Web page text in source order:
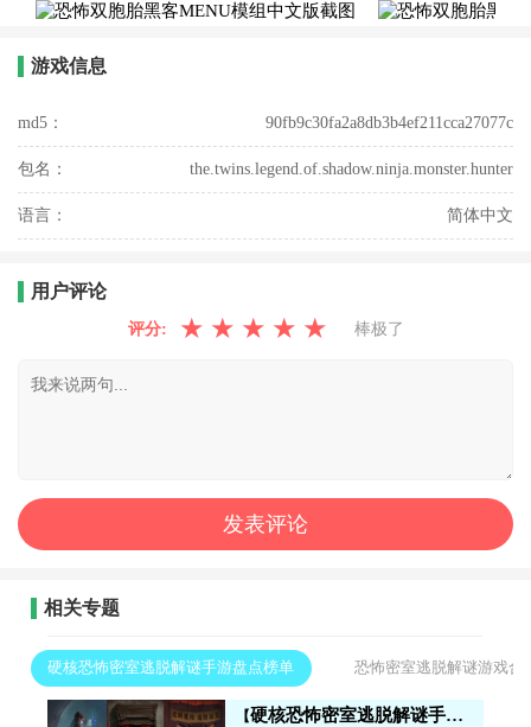
游戏信息
md5： 90fb9c30fa2a8db3b4ef211cca27077c
包名： the.twins.legend.of.shadow.ninja.monster.hunter
语言： 简体中文
用户评论
评分: ★ ★ ★ ★ ★ 棒极了
相关专题
硬核恐怖密室逃脱解谜手游盘点榜单 恐怖密室逃脱解谜游戏合
硬核恐怖密室逃脱解谜手游盘点榜单